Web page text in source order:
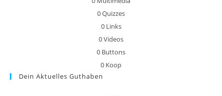
0Quizzes
0 Links
0Videos
0 Buttons
0 Koop
Dein Aktuelles Guthaben